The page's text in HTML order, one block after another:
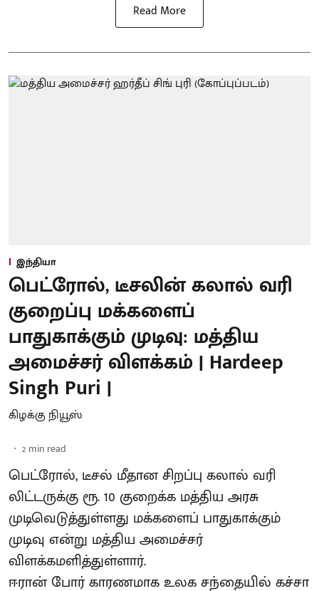
Read More
இந்தியா
பெட்ரோல், டீசலின் கலால் வரி
குறைப்பு மக்களைப்
பாதுகாக்கும் முடிவு: மத்திய
அமைச்சர் விளக்கம் | Hardeep
Singh Puri |
கிழக்கு நியூஸ்
2 min read
பெட்ரோல், டீசல் மீதான சிறப்பு கலால் வரி
லிட்டருக்கு ரூ. 10 குறைக்க மத்திய அரசு
முடிவெடுத்துள்ளது மக்களைப் பாதுகாக்கும்
முடிவு என்று மத்திய அமைச்சர்
விளக்கமளித்துள்ளார்.
ஈரான் போர் காரணமாக உலக சந்தையில் கச்சா